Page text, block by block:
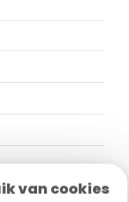
van cookies